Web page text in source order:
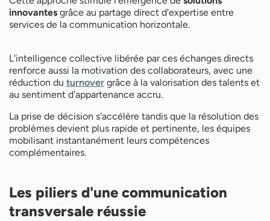
innovantes grâce au partage direct d'expertise entre
services de la communication horizontale.
L'intelligence collective libérée par ces échanges directs
renforce aussi la motivation des collaborateurs, avec une
réduction du turnover grâce à la valorisation des talents et
au sentiment d'appartenance accru.
La prise de décision s'accélère tandis que la résolution des
problèmes devient plus rapide et pertinente, les équipes
mobilisant instantanément leurs compétences
complémentaires.
Les piliers d'une communication
transversale réussie